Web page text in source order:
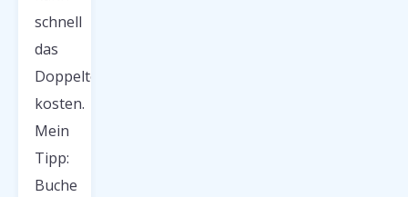
schnell
das
Doppelte
kosten.
Mein
Tipp:
Buche